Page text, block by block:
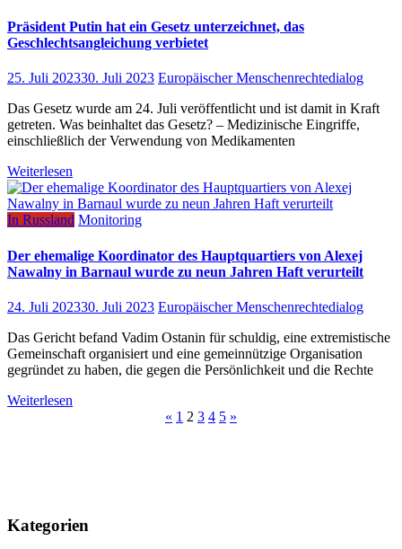
Präsident Putin hat ein Gesetz unterzeichnet, das
Geschlechtsangleichung verbietet
25. Juli 202330. Juli 2023 Europäischer Menschenrechtedialog
Das Gesetz wurde am 24. Juli veröffentlicht und ist damit in Kraft
getreten. Was beinhaltet das Gesetz? – Medizinische Eingriffe,
einschließlich der Verwendung von Medikamenten
Weiterlesen
In Russland Monitoring
Der ehemalige Koordinator des Hauptquartiers von Alexej
Nawalny in Barnaul wurde zu neun Jahren Haft verurteilt
24. Juli 202330. Juli 2023 Europäischer Menschenrechtedialog
Das Gericht befand Vadim Ostanin für schuldig, eine extremistische
Gemeinschaft organisiert und eine gemeinnützige Organisation
gegründet zu haben, die gegen die Persönlichkeit und die Rechte
Weiterlesen
Beitragsnavigation
« 1 2 3 4 5 »
Kategorien